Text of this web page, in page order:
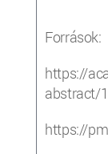
Források:
https://
abstract/
https://